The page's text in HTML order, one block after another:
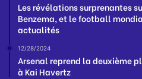
Les révélations surprenantes
Benzema, et le football
actualités
12/28/2024
Arsenal reprend la deuxième
à Kai Havertz